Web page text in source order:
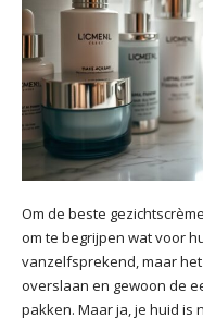
Om de beste
om te begrijpen wat voor
vanzelfsprekend, maar
overslaan en gewoon de
pakken. Maar ja, je huid is